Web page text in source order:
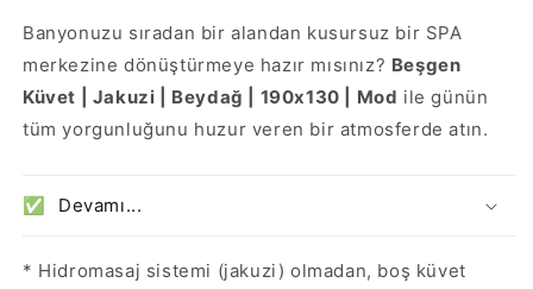
Banyonuzu sıradan bir alandan kusursuz bir SPA
merkezine dönüştürmeye hazır mısınız? Beşgen
Küvet | Jakuzi | Beydağ | 190x130 | Mod ile günün
tüm yorgunluğunu huzur veren bir atmosferde atın.
✅ Devamı...
* Hidromasaj sistemi (jakuzi) olmadan, boş küvet